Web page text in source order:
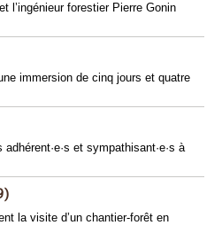
l’ingénieur forestier Pierre Gonin
immersion de cinq jours et quatre
et sympathisant·e·s à
la visite d’un chantier-forêt en